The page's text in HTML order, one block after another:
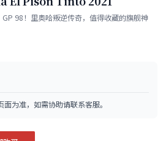
98！里奥哈叛逆传奇，值得收藏的旗舰神
为准，如需协助请联系客服。